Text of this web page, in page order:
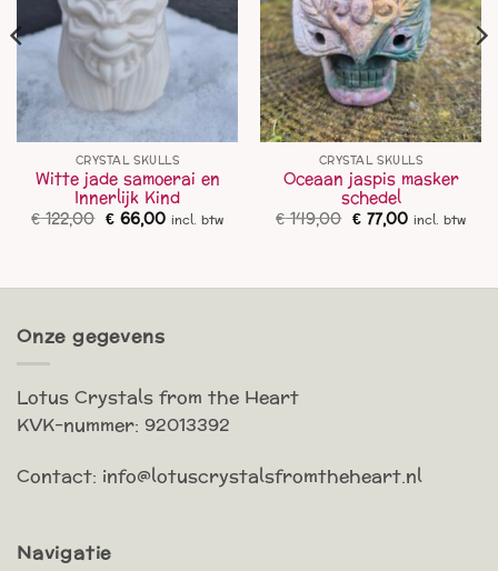
CRYSTAL SKULLS
Witte jade samoerai en
Innerlijk Kind
€122,00 Oorspronkelijke
prijs
€66,00Huidige
prijs
incl. btw
CRYSTAL SKULLS
Oceaan jaspis masker
schedel
€149,00 Oorspronkelijke
prijs
€77,00Huidige
prijs
incl. btw
Onze gegevens
Lotus Crystals from the Heart
KVK-nummer: 92013392
Contact: info@lotuscrystalsfromtheheart.nl
Navigatie